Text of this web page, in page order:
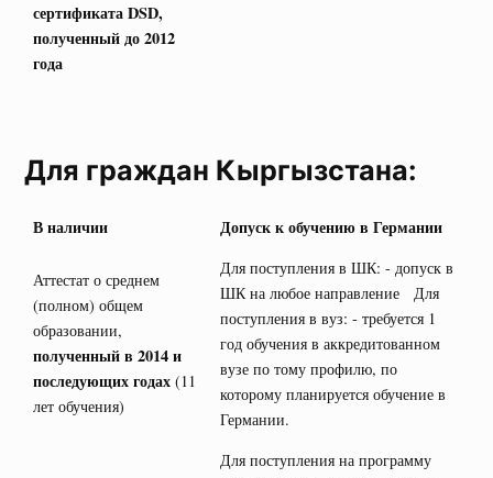
сертификатаDSD,
полученный до 2012
года
Для граждан Кыргызстана:
В наличии Допуск к обучению в Германии
Аттестат о среднем
(полном) общем
образовании,
полученный в 2014 и
последующих годах (11
лет обучения)
Для поступления в ШК: - допуск в
ШК на любое направление Для
поступления в вуз: - требуется 1
год обучения в аккредитованном
вузе по тому профилю, по
которому планируется обучение в
Германии.
Для поступления на программу